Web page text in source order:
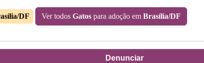
DF Ver todos Gatos para adoção em Brasília/DF
Denunciar